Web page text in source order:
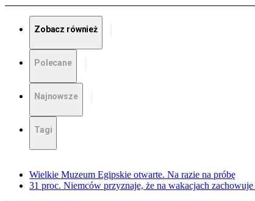
Zobacz również
Polecane
Najnowsze
Tagi
Wielkie Muzeum Egipskie otwarte. Na razie na próbę
31 proc. Niemców przyznaje, że na wakacjach